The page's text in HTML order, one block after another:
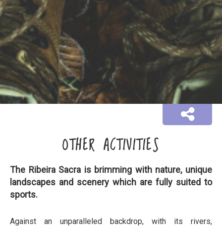
OTHER ACTIVITIES
The Ribeira Sacra is brimming with nature, unique
landscapes and scenery which are fully suited to
sports.
Against an unparalleled backdrop, with its rivers,